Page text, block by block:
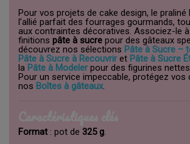
Pour vos projets de cake design, le praliné
l’allié parfait des fourrages gourmands,
aux contraintes décoratives. Associez-le
finitions pâte à sucre pour des gâteaux
découvrez nos sélections Pâte à Sucre –
Pâte à Sucre à Recouvrir et Pâte à Sucre
la Pâte à Modeler pour des figurines
Pour un service impeccable, protégez vos
nos Boîtes à gâteaux.
Format: pot de 325 g